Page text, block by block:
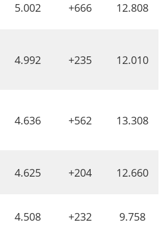
5.002 +666 12.808
4.992 +235 12.010
4.636 +562 13.308
4.625 +204 12.660
4.508 +232 9.758